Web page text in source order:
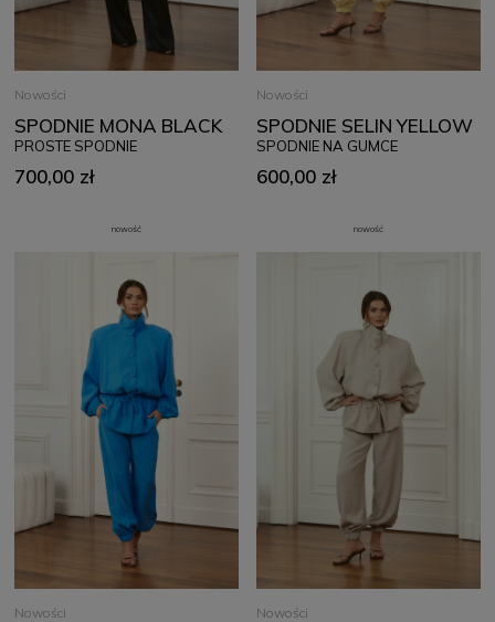
Nowości
SPODNIE MONA BLACK
PROSTE SPODNIE
700,00 zł
Nowości
SPODNIE SELIN YELLOW
SPODNIE NA GUMCE
600,00 zł
Nowości
nowość
Nowości
nowość